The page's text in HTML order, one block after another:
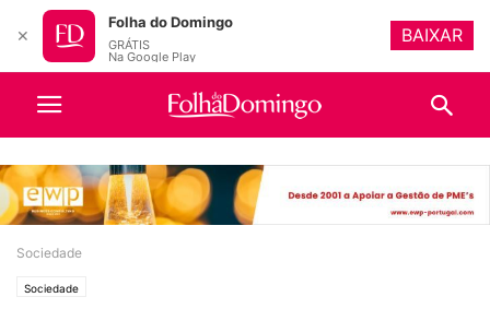
Sociedade
Sociedade
✕
Folha do Domingo
GRÁTIS
Na Google Play
BAIXAR